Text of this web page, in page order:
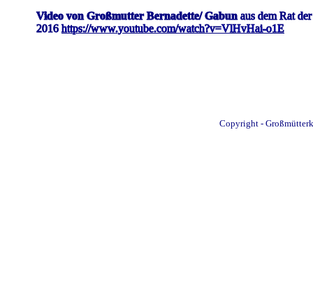
Video von Großmutter Bernadette/ Gabun aus dem Rat
2016 https://www.youtube.com/watch?v=VlHvHai-o1E
Copyright -